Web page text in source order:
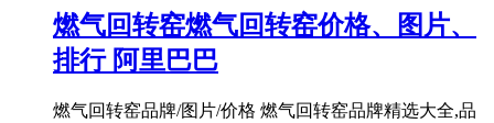
燃气回转窑燃气回转窑价格、图片、
排行 阿里巴巴
燃气回转窑品牌/图片/价格 燃气回转窑品牌精选大全,品